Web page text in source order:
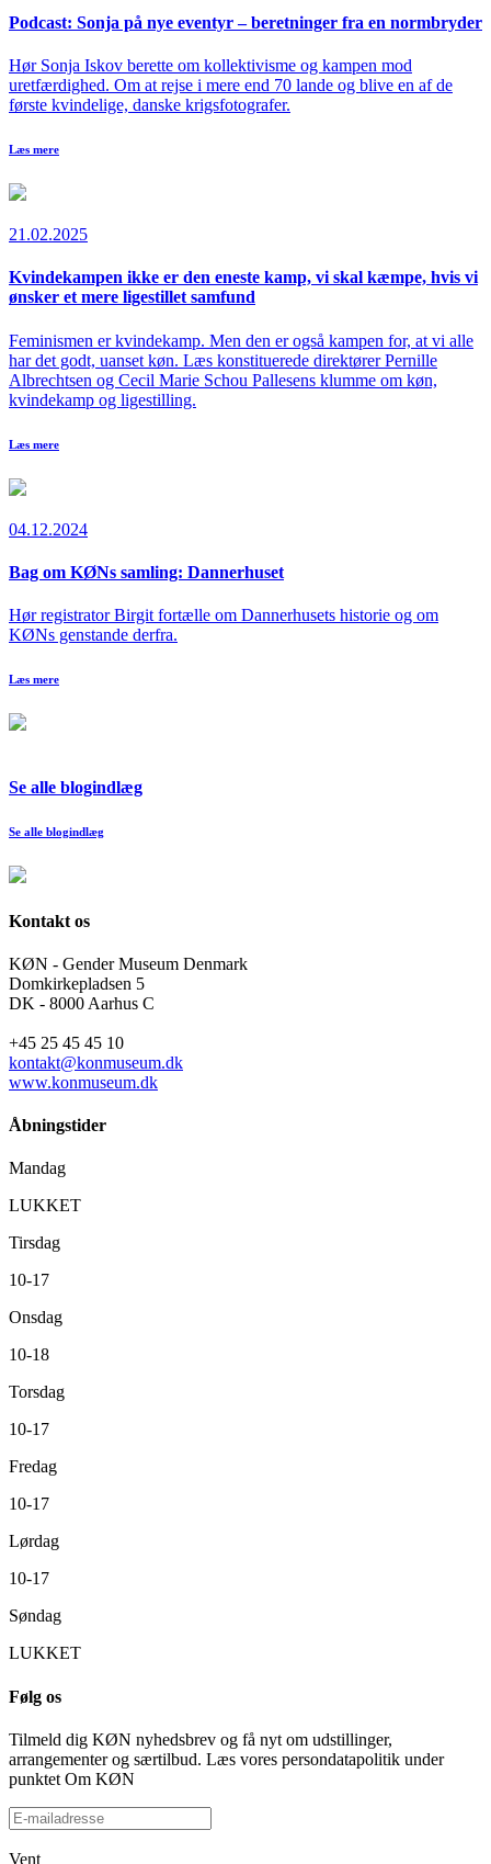
Podcast: Sonja på nye eventyr – beretninger fra en normbryder
Hør Sonja Iskov berette om kollektivisme og kampen mod
uretfærdighed. Om at rejse i mere end 70 lande og blive en af de
første kvindelige, danske krigsfotografer.
Læs mere
21.02.2025
Kvindekampen ikke er den eneste kamp, vi skal kæmpe, hvis vi
ønsker et mere ligestillet samfund
Feminismen er kvindekamp. Men den er også kampen for, at vi alle
har det godt, uanset køn. Læs konstituerede direktører Pernille
Albrechtsen og Cecil Marie Schou Pallesens klumme om køn,
kvindekamp og ligestilling.
Læs mere
04.12.2024
Bag om KØNs samling: Dannerhuset
Hør registrator Birgit fortælle om Dannerhusets historie og om
KØNs genstande derfra.
Læs mere
Se alle blogindlæg
Se alle blogindlæg
Kontakt os
KØN - Gender Museum Denmark
Domkirkepladsen 5
DK - 8000 Aarhus C
+45 25 45 45 10
kontakt@konmuseum.dk
www.konmuseum.dk
Åbningstider
Mandag
LUKKET
Tirsdag
10-17
Onsdag
10-18
Torsdag
10-17
Fredag
10-17
Lørdag
10-17
Søndag
LUKKET
Følg os
Tilmeld dig KØN nyhedsbrev og få nyt om udstillinger,
arrangementer og særtilbud. Læs vores persondatapolitik under
punktet Om KØN
Vent